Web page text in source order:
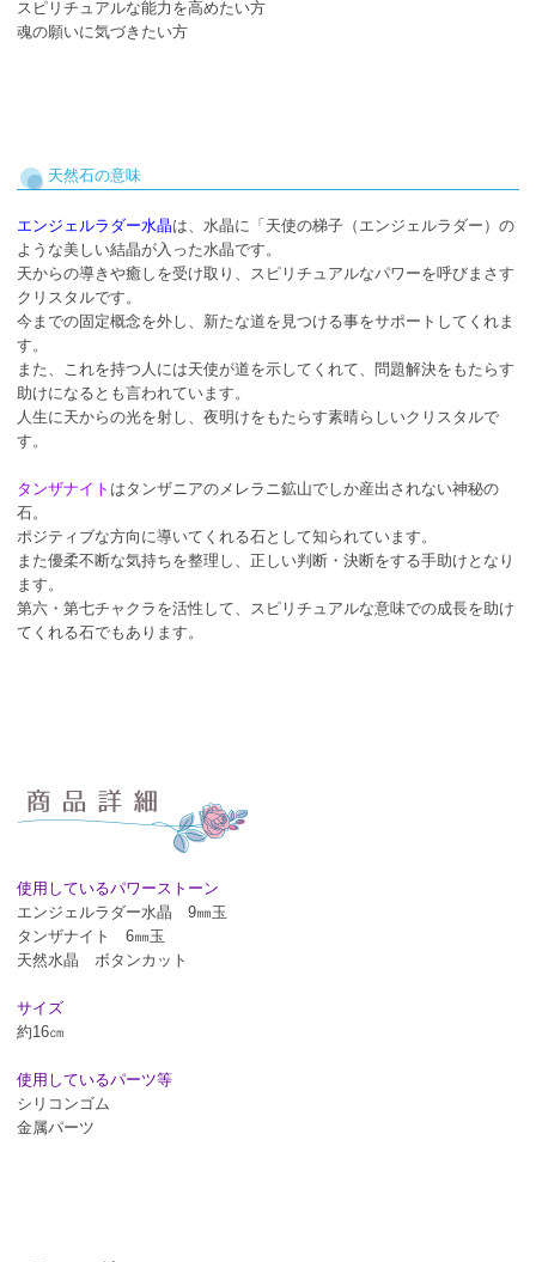
スピリチュアルな能力を高めたい方
魂の願いに気づきたい方
天然石の意味
エンジェルラダー水晶は、水晶に「天使の梯子（エンジェルラダー）の
ような美しい結晶が入った水晶です。
天からの導きや癒しを受け取り、スピリチュアルなパワーを呼びまさす
クリスタルです。
今までの固定概念を外し、新たな道を見つける事をサポートしてくれま
す。
また、これを持つ人には天使が道を示してくれて、問題解決をもたらす
助けになるとも言われています。
人生に天からの光を射し、夜明けをもたらす素晴らしいクリスタルで
す。
タンザナイト はタンザニアのメレラニ鉱山でしか産出されない神秘の
石。
ポジティブな方向に導いてくれる石として知られています。
また優柔不断な気持ちを整理し、正しい判断・決断をする手助けとなり
ます。
第六・第七チャクラを活性して、スピリチュアルな意味での成長を助け
てくれる石でもあります。
使用しているパワーストーン
エンジェルラダー水晶 9㎜玉
タンザナイト 6㎜玉
天然水晶 ボタンカット
サイズ
約16㎝
使用しているパーツ等
シリコンゴム
金属パーツ